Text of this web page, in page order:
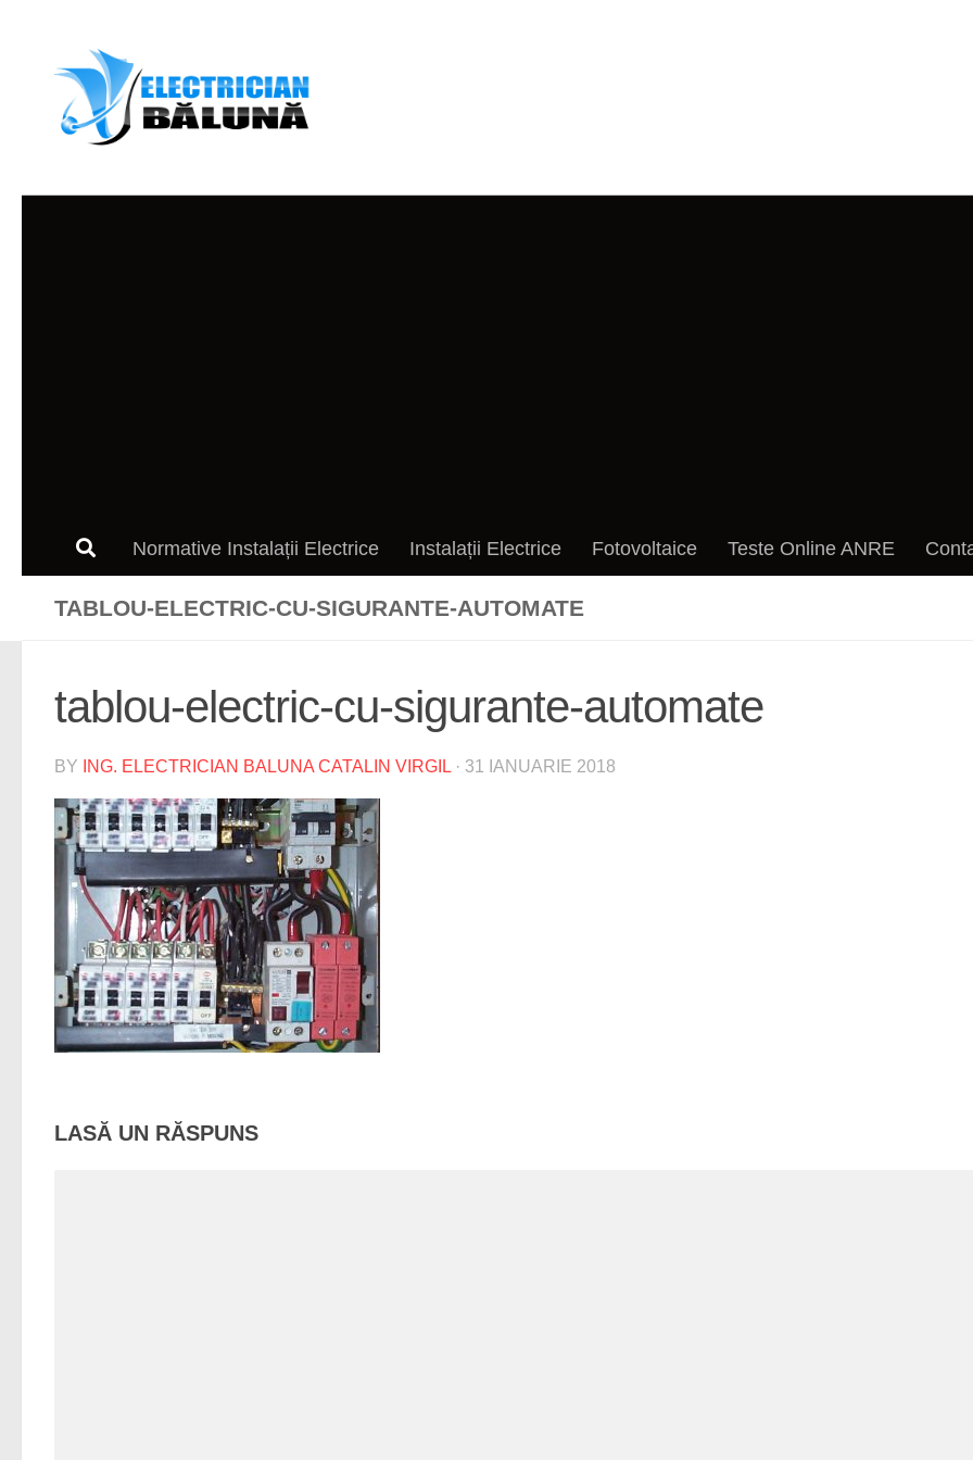
Normative Instalații Electrice Instalații Electrice Fotovoltaice Teste Online ANRE
TABLOU-ELECTRIC-CU-SIGURANTE-AUTOMATE
tablou-electric-cu-sigurante-automate
BY ING. ELECTRICIAN BALUNA CATALIN VIRGIL · 31 IANUARIE 2018
LASĂ UN RĂSPUNS